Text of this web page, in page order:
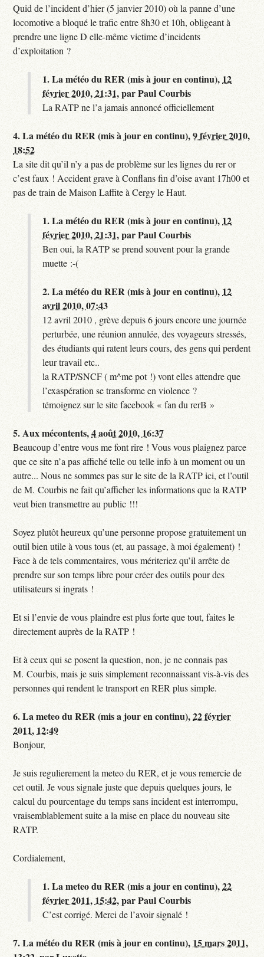
Quid de l’incident d’hier (5 janvier 2010) où la panne d’une
locomotive a bloqué le trafic entre 8h30 et 10h, obligeant à
prendre une ligne D elle-même victime d’incidents
d’exploitation ?
1.La météo du RER (mis à jour en continu), 12
février 2010, 21:31,parPaul Courbis
La RATP ne l’a jamais annoncé officiellement
4.La météo du RER (mis à jour en continu),9 février 2010,
18:52
La site dit qu’il n’y a pas de problème sur les lignes du rer or
c’est faux ! Accident grave à Conflans fin d’oise avant 17h00 et
pas de train de Maison Laffite à Cergy le Haut.
1.La météo du RER (mis à jour en continu), 12
février 2010, 21:31,parPaul Courbis
Ben oui, la RATP se prend souvent pour la grande
muette :-(
2.La météo du RER (mis à jour en continu), 12
avril 2010, 07:43
12 avril 2010 , grève depuis 6 jours encore une journée
perturbée, une réunion annulée, des voyageurs stressés,
des étudiants qui ratent leurs cours, des gens qui perdent
leur travail etc..
la RATP/SNCF ( m^me pot !) vont elles attendre que
l’exaspération se transforme en violence ?
témoignez sur le site facebook « fan du rerB »
5.Aux mécontents,4 août 2010, 16:37
Beaucoup d’entre vous me font rire ! Vous vous plaignez parce
que ce site n’a pas affiché telle ou telle info à un moment ou un
autre... Nous ne sommes pas sur le site de la RATP ici, et l’outil
de M. Courbis ne fait qu’afficher les informations que la RATP
veut bien transmettre au public !!!
Soyez plutôt heureux qu’une personne propose gratuitement un
outil bien utile à vous tous (et, au passage, à moi également) !
Face à de tels commentaires, vous mériteriez qu’il arrête de
prendre sur son temps libre pour créer des outils pour des
utilisateurs si ingrats !
Et si l’envie de vous plaindre est plus forte que tout, faites le
directement auprès de la RATP !
Et à ceux qui se posent la question, non, je ne connais pas
M. Courbis, mais je suis simplement reconnaissant vis-à-vis des
personnes qui rendent le transport en RER plus simple.
6.La meteo du RER (mis a jour en continu),22 février
2011, 12:49
Bonjour,
Je suis regulierement la meteo du RER, et je vous remercie de
cet outil. Je vous signale juste que depuis quelques jours, le
calcul du pourcentage du temps sans incident est interrompu,
vraisemblablement suite a la mise en place du nouveau site
RATP.
Cordialement,
1.La meteo du RER (mis a jour en continu),22
février 2011, 15:42,parPaul Courbis
C’est corrigé. Merci de l’avoir signalé !
7.La météo du RER (mis à jour en continu), 15 mars 2011,